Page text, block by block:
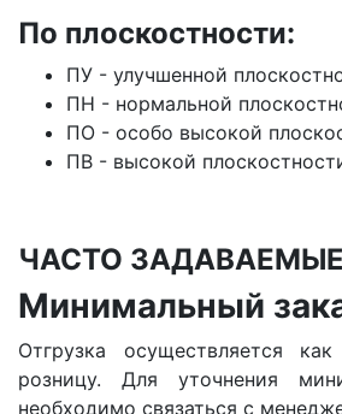
По плоскостности:
ПУ - улучшенной
ПН - нормальной
ПО - особо высокой
ПВ - высокой
ЧАСТО
Минимальный
Отгрузка осуществляется
розницу. Для уточнения
необходимо связаться с